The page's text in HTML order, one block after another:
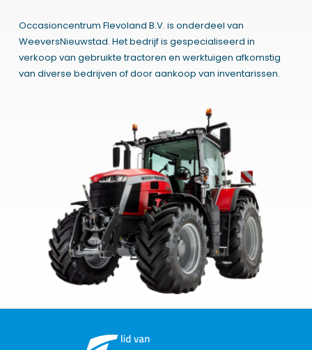
Occasioncentrum Flevoland B.V. is onderdeel van
WeeversNieuwstad. Het bedrijf is gespecialiseerd in
verkoop van gebruikte tractoren en werktuigen afkomstig
van diverse bedrijven of door aankoop van inventarissen.